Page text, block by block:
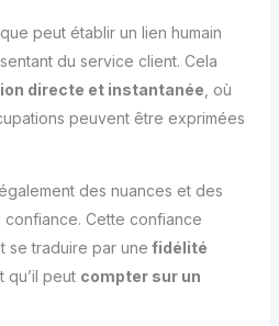
peut établir un lien humain
du service client. Cela
directe et instantanée , où
peuvent être exprimées
des nuances et des
Cette confiance
se traduire par une fidélité
qu’il peut compter sur un